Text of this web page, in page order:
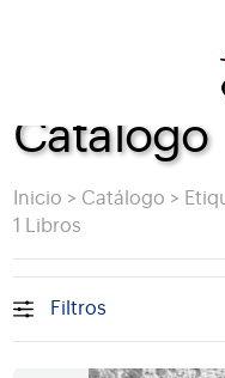
Catálogo
Inicio > Catálogo >
1 Libros
Filtros